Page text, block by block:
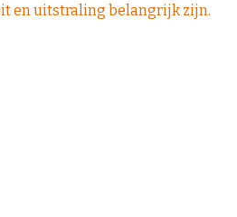
en uitstraling belangrijk zijn.